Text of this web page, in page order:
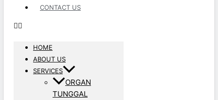
CONTACT US
HOME
ABOUT US
SERVICES
ORGAN
TUNGGAL